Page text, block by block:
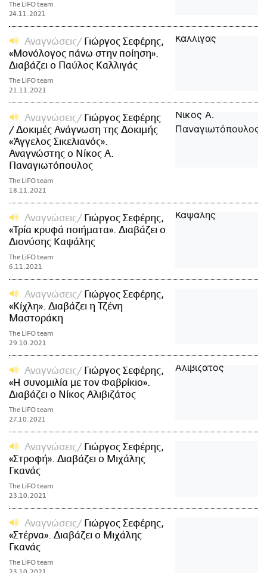
The LiFO team
24.11.2021
Αναγνώσεις
Γιώργος Σεφέρης,
«Μονόλογος πάνω στην ποίηση».
Διαβάζει ο Παύλος Καλλιγάς
The LiFO team
21.11.2021
Αναγνώσεις
Γιώργος Σεφέρης
/ Δοκιμές Ανάγνωση της Δοκιμής
«Άγγελος Σικελιανός».
Αναγνώστης ο Νίκος Α.
Παναγιωτόπουλος
The LiFO team
18.11.2021
Αναγνώσεις
Γιώργος Σεφέρης,
«Τρία κρυφά ποιήματα». Διαβάζει ο
Διονύσης Καψάλης
The LiFO team
6.11.2021
Αναγνώσεις
Γιώργος Σεφέρης,
«Κίχλη». Διαβάζει η Τζένη
Μαστοράκη
The LiFO team
29.10.2021
Αναγνώσεις
Γιώργος Σεφέρης,
«Η συνομιλία με τον Φαβρίκιο».
Διαβάζει ο Νίκος Αλιβιζάτος
The LiFO team
27.10.2021
Αναγνώσεις
Γιώργος Σεφέρης,
«Στροφή». Διαβάζει ο Μιχάλης
Γκανάς
The LiFO team
23.10.2021
Αναγνώσεις
Γιώργος Σεφέρης,
«Στέρνα». Διαβάζει ο Μιχάλης
Γκανάς
The LiFO team